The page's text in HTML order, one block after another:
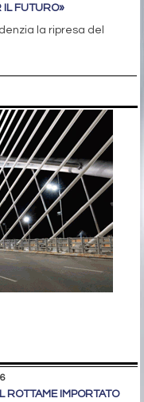
IL FUTURO»
la ripresa del
ROTTAME IMPORTATO